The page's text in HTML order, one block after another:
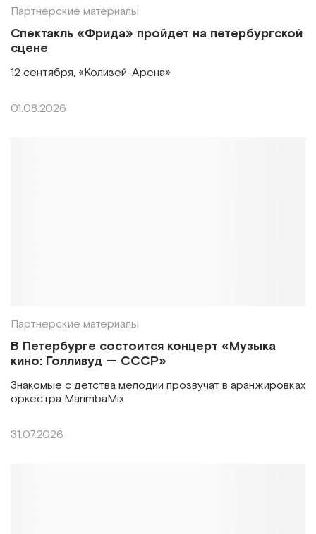
Партнерские материалы
Спектакль «Фрида» пройдет на петербургской
сцене
12 сентября, «Колизей-Арена»
01.08.2026
Партнерские материалы
В Петербурге состоится концерт «Музыка
кино: Голливуд — СССР»
Знакомые с детства мелодии прозвучат в аранжировках
оркестра MarimbaMix
31.07.2026